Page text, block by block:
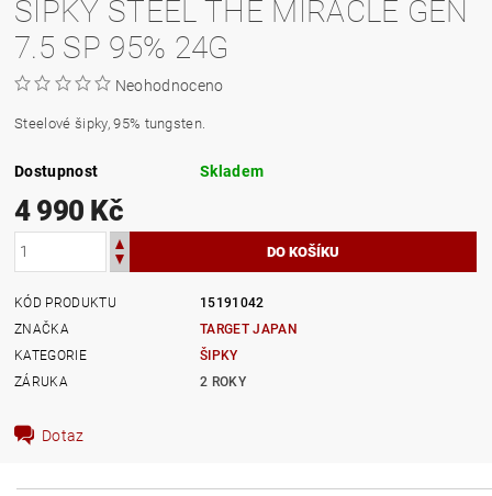
ŠIPKY STEEL THE MIRACLE GEN
7.5 SP 95% 24G
Neohodnoceno
Steelové šipky, 95% tungsten.
Dostupnost Skladem
4 990 Kč
KÓD PRODUKTU
15191042
ZNAČKA
TARGET JAPAN
KATEGORIE
ŠIPKY
ZÁRUKA
2 ROKY
Dotaz